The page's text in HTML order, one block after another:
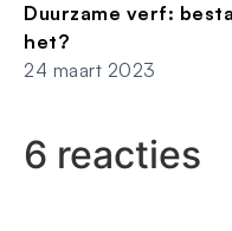
Duurzame verf:
het?
24 maart 2023
6 reacties